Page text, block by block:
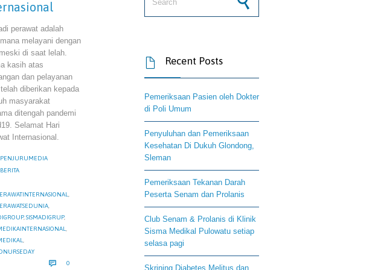
perawat adalah
melayani dengan
di saat lelah.
kasih atas
dan pelayanan
diberikan kepada
masyarakat
ditengah pandemi
Selamat Hari
Internasional.
PENJURUMEDIA
CATEGORY
BERITA
, SISMADIGRUP,
 0
 Recent Posts
Pemeriksaan Pasien oleh Dokter
di Poli Umum
Penyuluhan dan Pemeriksaan
Kesehatan Di Dukuh Glondong,
Sleman
Pemeriksaan Tekanan Darah
Peserta Senam dan Prolanis
Club Senam & Prolanis di Klinik
Sisma Medikal Pulowatu setiap
selasa pagi
Skrining Diabetes Melitus dan